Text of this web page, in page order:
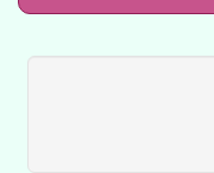
本校
第3
本校
次招
有關